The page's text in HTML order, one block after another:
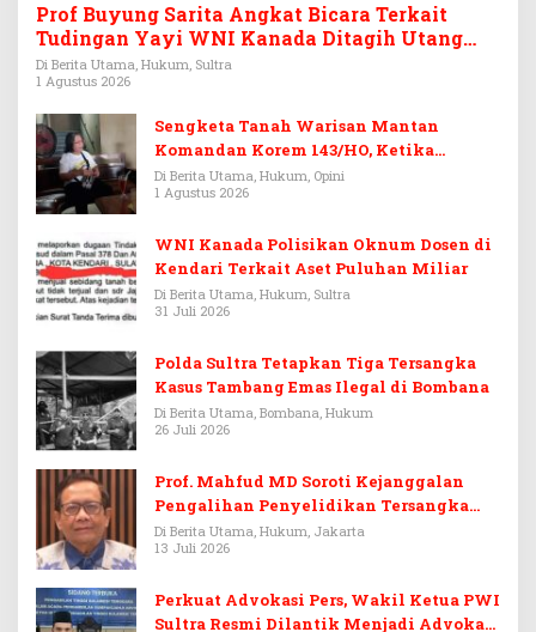
Prof Buyung Sarita Angkat Bicara Terkait
Tudingan Yayi WNI Kanada Ditagih Utang
Rp3,6 Miliar
Di Berita Utama, Hukum, Sultra
1 Agustus 2026
Sengketa Tanah Warisan Mantan
Komandan Korem 143/HO, Ketika
Warisan Menjadi Arena Pemerasan
Di Berita Utama, Hukum, Opini
1 Agustus 2026
WNI Kanada Polisikan Oknum Dosen di
Kendari Terkait Aset Puluhan Miliar
Di Berita Utama, Hukum, Sultra
31 Juli 2026
Polda Sultra Tetapkan Tiga Tersangka
Kasus Tambang Emas Ilegal di Bombana
Di Berita Utama, Bombana, Hukum
26 Juli 2026
Prof. Mahfud MD Soroti Kejanggalan
Pengalihan Penyelidikan Tersangka
Febrie Adriansyah
Di Berita Utama, Hukum, Jakarta
13 Juli 2026
Perkuat Advokasi Pers, Wakil Ketua PWI
Sultra Resmi Dilantik Menjadi Advokat